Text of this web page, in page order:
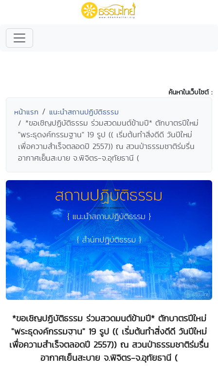
ค้นหาในเว็บไซต์ :
หน้าแรก แนะนำสถานปฏิบัติธรรม
*ขอเชิญปฏิบัติธรรม ร่วมสวดมนต์ข้ามปี* ตักบาตรปีใหม่
"พระธุดงค์กรรมฐาน" 19 รูป (( เริ่มต้นทำสิ่งดีดี วันปีใหม่
เพื่อความสำเร็จตลอดปี 2557)) ณ สวนป่าธรรมชาติร่มรื่น
อากาศเย็นสะบาย จ.พิจิตร-จ.อุทัยธานี (
*ขอเชิญปฏิบัติธรรม ร่วมสวดมนต์ข้ามปี* ตักบาตรปีใหม่
"พระธุดงค์กรรมฐาน" 19 รูป (( เริ่มต้นทำสิ่งดีดี วันปีใหม่
เพื่อความสำเร็จตลอดปี 2557)) ณ สวนป่าธรรมชาติร่มรื่น
อากาศเย็นสะบาย จ.พิจิตร-จ.อุทัยธานี (